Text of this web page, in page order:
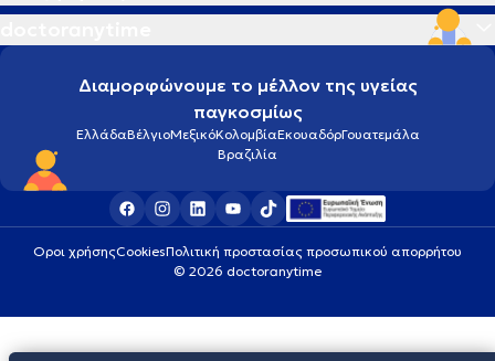
Διαμορφώνουμε το μέλλον της υγείας
παγκοσμίως
ΕλλάδαΒέλγιοΜεξικόΚολομβίαΕκουαδόρΓουατεμάλα
Βραζιλία
Οροι χρήσηςCookiesΠολιτική προστασίας προσωπικού απορρήτου
© 2026 doctoranytime